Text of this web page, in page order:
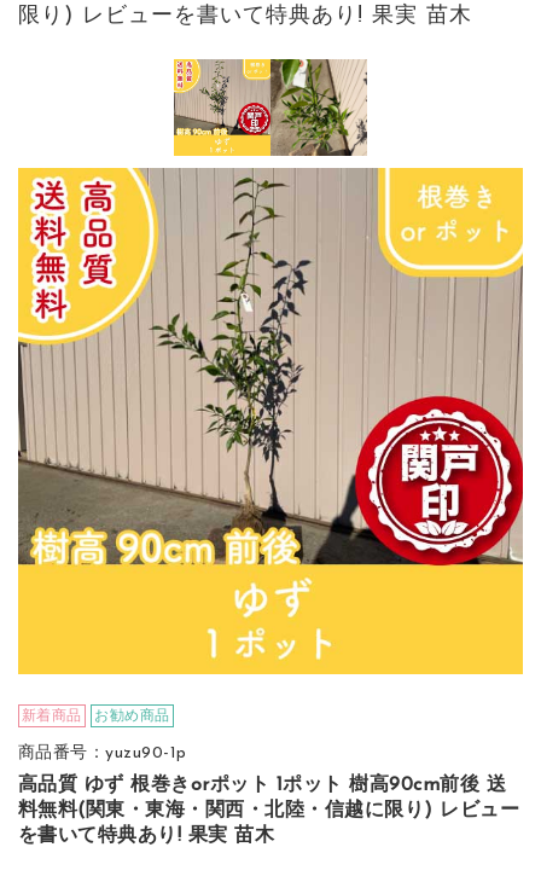
限り) レビューを書いて特典あり! 果実 苗木
新着商品 お勧め商品
商品番号：yuzu90-1p
高品質 ゆず 根巻きorポット 1ポット 樹高90cm前後 送
料無料(関東・東海・関西・北陸・信越に限り) レビュー
を書いて特典あり! 果実 苗木